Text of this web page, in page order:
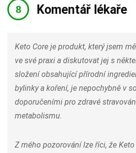
Komentář lékaře
Keto Core je produkt, který jsem
ve své praxi a diskutovat jej s
složení obsahující přírodní
bylinky a koření, je nepochybně v
doporučeními pro zdravé
metabolismu.
Z mého pozorování lze říci, že